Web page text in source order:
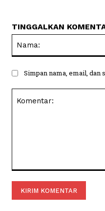
TINGGALKAN
Simpan nama, email,